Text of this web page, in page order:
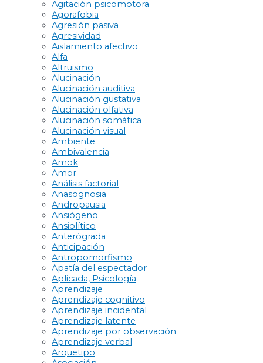
Agitación psicomotora
Agorafobia
Agresión pasiva
Agresividad
Aislamiento afectivo
Alfa
Altruismo
Alucinación
Alucinación auditiva
Alucinación gustativa
Alucinación olfativa
Alucinación somática
Alucinación visual
Ambiente
Ambivalencia
Amok
Amor
Análisis factorial
Anasognosia
Andropausia
Ansiógeno
Ansiolítico
Anterógrada
Anticipación
Antropomorfismo
Apatía del espectador
Aplicada, Psicología
Aprendizaje
Aprendizaje cognitivo
Aprendizaje incidental
Aprendizaje latente
Aprendizaje por observación
Aprendizaje verbal
Arquetipo